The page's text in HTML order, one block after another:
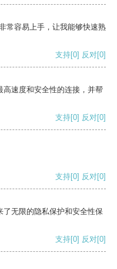
常容易上手，让我能够快速熟
支持[0] 反对[0]
速度和安全性的连接，并帮
支持[0] 反对[0]
支持[0] 反对[0]
无限的隐私保护和安全性保
支持[0] 反对[0]